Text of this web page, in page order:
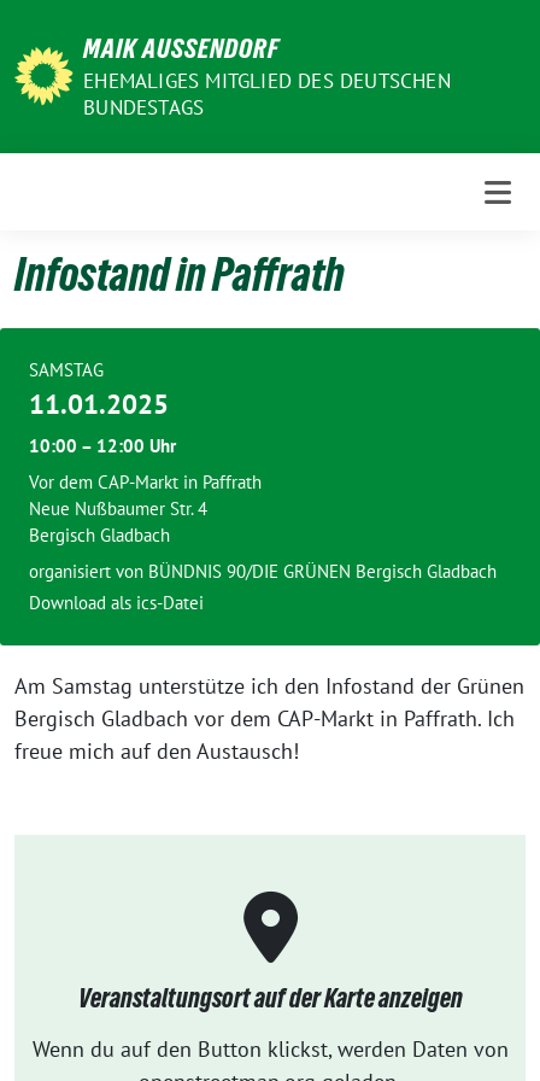
zum
Inhalt
MAIK AUSSENDORF
EHEMALIGES MITGLIED DES DEUTSCHEN
BUNDESTAGS
Infostand in Paffrath
Am Samstag unterstütze ich den Infostand der Grünen
Bergisch Gladbach vor dem CAP-Markt in Paffrath. Ich
freue mich auf den Austausch!
SAMSTAG
11.01.2025
10:00 – 12:00 Uhr
Vor dem CAP-Markt in Paffrath
Neue Nußbaumer Str. 4
Bergisch Gladbach
organisiert von BÜNDNIS 90/DIE GRÜNEN Bergisch Gladbach
Download als ics-Datei
Veranstaltungsort auf der Karte anzeigen
Wenn du auf den Button klickst, werden Daten von